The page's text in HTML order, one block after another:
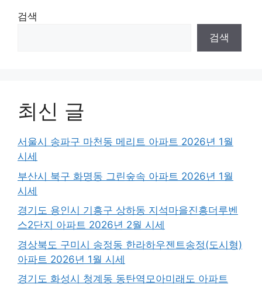
검색
검색
최신 글
서울시 송파구 마천동 메리트 아파트 2026년 1월
시세
부산시 북구 화명동 그린숲속 아파트 2026년 1월
시세
경기도 용인시 기흥구 상하동 지석마을진흥더루벤
스2단지 아파트 2026년 2월 시세
경상북도 구미시 송정동 한라하우젠트송정(도시형)
아파트 2026년 1월 시세
경기도 화성시 청계동 동탄역모아미래도 아파트